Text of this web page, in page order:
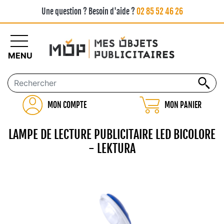
Une question ? Besoin d'aide ?02 85 52 46 26
MON COMPTE MON PANIER
MENU
LAMPE DE LECTURE PUBLICITAIRE LED BICOLORE
- LEKTURA